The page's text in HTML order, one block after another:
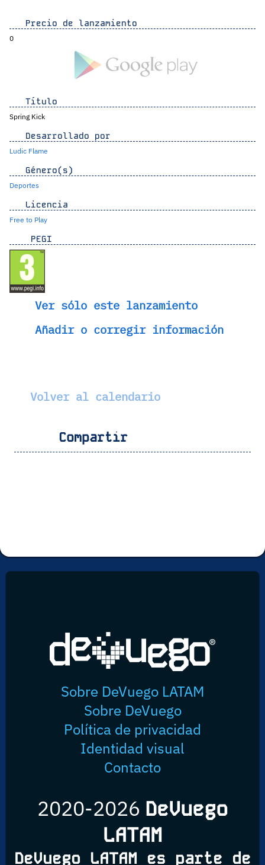
Precio de lanzamiento
0
Título
Spring Kick
Desarrollado por
Ludic Flame
Género(s)
Deportes
Licencia
Free to Play
PEGI
Ver sólo este lanzamiento
Añadir o corregir información
Volver al calendario
Compartir
Sobre DeVuego LATAM
Sobre DeVuego
Política de privacidad
Identidad visual
Contacto
2020-2026 DeVuego
LATAM
DeVuego LATAM es parte de